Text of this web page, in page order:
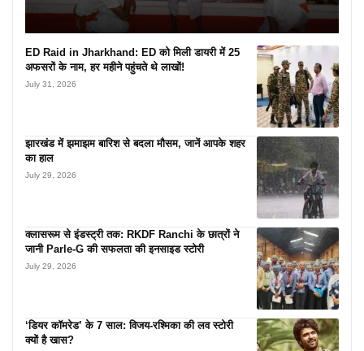
ED Raid in Jharkhand: ED को मिली डायरी में 25
अफसरों के नाम, हर महीने पहुंचते थे लाखों!
July 31, 2026
झारखंड में झमाझम बारिश से बदला मौसम, जानें आपके शहर
का हाल
July 29, 2026
क्लासरूम से इंडस्ट्री तक: RKDF Ranchi के छात्रों ने
जानी Parle-G की सफलता की इनसाइड स्टोरी
July 29, 2026
‘डियर कॉमरेड’ के 7 साल: विजय-रश्मिका की लव स्टोरी
क्यों है खास?